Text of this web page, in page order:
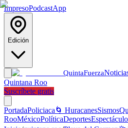
ImpresoPodcastApp
Edición
QuintaFuerza
Quintana Roo
Suscríbete gratis
PortadaPoliciaca 🌀 HuracanesSismos
RooMéxicoPolíticaDeportes